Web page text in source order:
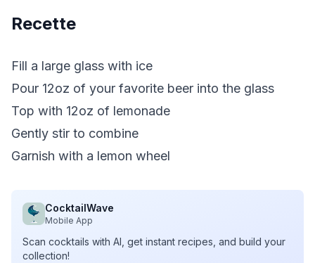
Recette
Fill a large glass with ice
Pour 12oz of your favorite beer into the glass
Top with 12oz of lemonade
Gently stir to combine
Garnish with a lemon wheel
CocktailWave
Mobile App
Scan cocktails with AI, get instant recipes, and build your
collection!